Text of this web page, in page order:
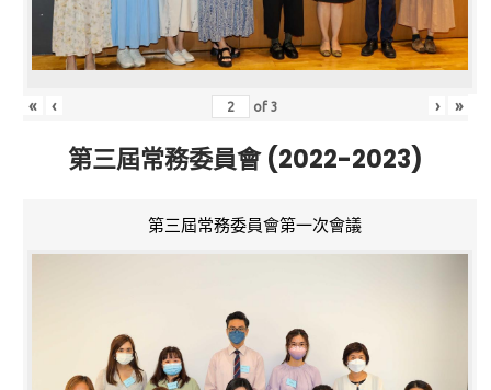
« ‹ of3 › »
第三屆常務委員會 (2022-2023)
第三屆常務委員會第一次會議